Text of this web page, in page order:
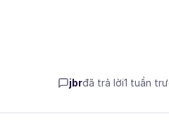
jbrđã trả lời1 tuần